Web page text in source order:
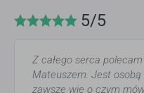
5/5
Z całego serca
Mateuszem. Jest
zawsze wie o czym